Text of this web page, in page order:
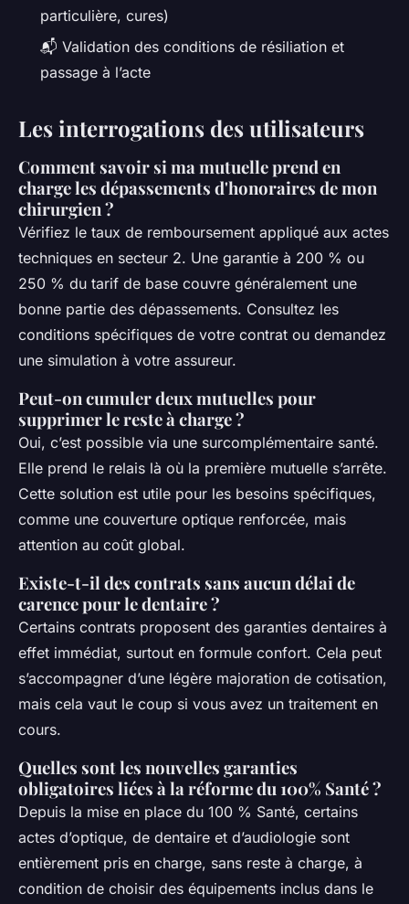
particulière, cures)
📬 Validation des conditions de résiliation et
passage à l’acte
Les interrogations des utilisateurs
Comment savoir si ma mutuelle prend en
charge les dépassements d'honoraires de mon
chirurgien ?
Vérifiez le taux de remboursement appliqué aux actes
techniques en secteur 2. Une garantie à 200 % ou
250 % du tarif de base couvre généralement une
bonne partie des dépassements. Consultez les
conditions spécifiques de votre contrat ou demandez
une simulation à votre assureur.
Peut-on cumuler deux mutuelles pour
supprimer le reste à charge ?
Oui, c’est possible via une surcomplémentaire santé.
Elle prend le relais là où la première mutuelle s’arrête.
Cette solution est utile pour les besoins spécifiques,
comme une couverture optique renforcée, mais
attention au coût global.
Existe-t-il des contrats sans aucun délai de
carence pour le dentaire ?
Certains contrats proposent des garanties dentaires à
effet immédiat, surtout en formule confort. Cela peut
s’accompagner d’une légère majoration de cotisation,
mais cela vaut le coup si vous avez un traitement en
cours.
Quelles sont les nouvelles garanties
obligatoires liées à la réforme du 100% Santé ?
Depuis la mise en place du 100 % Santé, certains
actes d’optique, de dentaire et d’audiologie sont
entièrement pris en charge, sans reste à charge, à
condition de choisir des équipements inclus dans le